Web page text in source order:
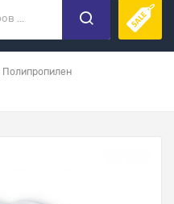
Полипропилен